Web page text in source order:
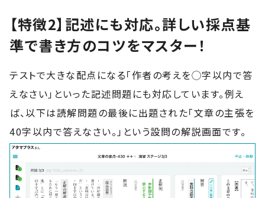
【特徴2】記述にも対応。詳しい採点基
準で書き方のコツをマスター！
テストで大きな配点になる「作者の考えを◯字以内で答
えなさい」といった記述問題にも対応しています。例え
ば、以下は読解問題の最後に出題された「文章の主張を
40字以内で答えなさい。」という設問の解説画面です。